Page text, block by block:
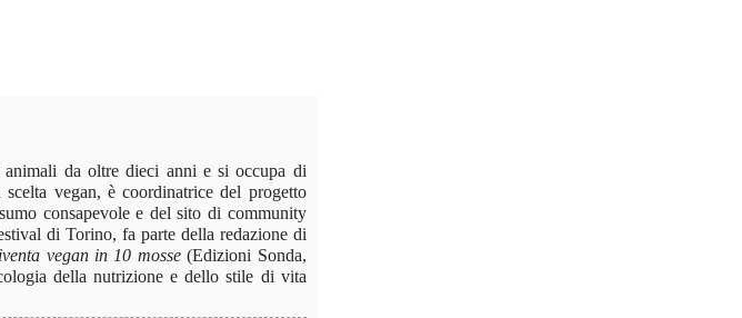
da oltre dieci anni e si occupa di
vegan, è coordinatrice del progetto
consapevole e del sito di community
di Torino, fa parte della redazione di
vegan in 10 mosse(Edizioni Sonda,
della nutrizione e dello stile di vita